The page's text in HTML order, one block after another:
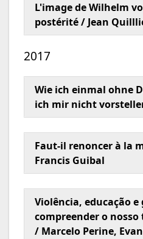
L'image de Wilhelm
postérité / Jean
2017
Wie ich einmal ohne
ich mir nicht
Faut-il renoncer à la
Francis Guibal
Violência, educação e
compreender o nosso
/ Marcelo Perine,